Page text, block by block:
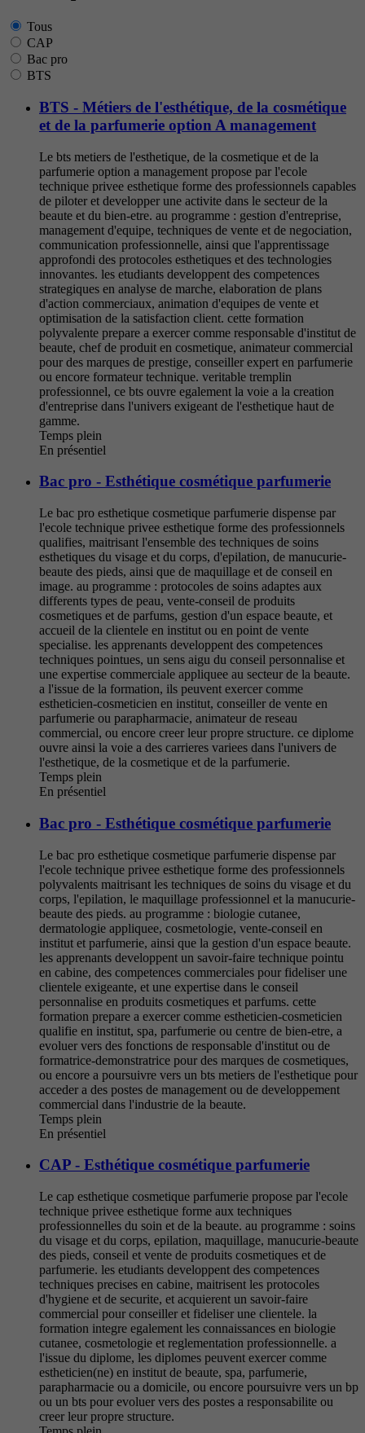
Tous
CAP
Bac pro
BTS
BTS - Métiers de l'esthétique, de la cosmétique
et de la parfumerie option A management
Le bts metiers de l'esthetique, de la cosmetique et de la
parfumerie option a management propose par l'ecole
technique privee esthetique forme des professionnels capables
de piloter et developper une activite dans le secteur de la
beaute et du bien-etre. au programme : gestion d'entreprise,
management d'equipe, techniques de vente et de negociation,
communication professionnelle, ainsi que l'apprentissage
approfondi des protocoles esthetiques et des technologies
innovantes. les etudiants developpent des competences
strategiques en analyse de marche, elaboration de plans
d'action commerciaux, animation d'equipes de vente et
optimisation de la satisfaction client. cette formation
polyvalente prepare a exercer comme responsable d'institut de
beaute, chef de produit en cosmetique, animateur commercial
pour des marques de prestige, conseiller expert en parfumerie
ou encore formateur technique. veritable tremplin
professionnel, ce bts ouvre egalement la voie a la creation
d'entreprise dans l'univers exigeant de l'esthetique haut de
gamme.
Temps plein
En présentiel
Bac pro - Esthétique cosmétique parfumerie
Le bac pro esthetique cosmetique parfumerie dispense par
l'ecole technique privee esthetique forme des professionnels
qualifies, maitrisant l'ensemble des techniques de soins
esthetiques du visage et du corps, d'epilation, de manucurie-
beaute des pieds, ainsi que de maquillage et de conseil en
image. au programme : protocoles de soins adaptes aux
differents types de peau, vente-conseil de produits
cosmetiques et de parfums, gestion d'un espace beaute, et
accueil de la clientele en institut ou en point de vente
specialise. les apprenants developpent des competences
techniques pointues, un sens aigu du conseil personnalise et
une expertise commerciale appliquee au secteur de la beaute.
a l'issue de la formation, ils peuvent exercer comme
estheticien-cosmeticien en institut, conseiller de vente en
parfumerie ou parapharmacie, animateur de reseau
commercial, ou encore creer leur propre structure. ce diplome
ouvre ainsi la voie a des carrieres variees dans l'univers de
l'esthetique, de la cosmetique et de la parfumerie.
Temps plein
En présentiel
Bac pro - Esthétique cosmétique parfumerie
Le bac pro esthetique cosmetique parfumerie dispense par
l'ecole technique privee esthetique forme des professionnels
polyvalents maitrisant les techniques de soins du visage et du
corps, l'epilation, le maquillage professionnel et la manucurie-
beaute des pieds. au programme : biologie cutanee,
dermatologie appliquee, cosmetologie, vente-conseil en
institut et parfumerie, ainsi que la gestion d'un espace beaute.
les apprenants developpent un savoir-faire technique pointu
en cabine, des competences commerciales pour fideliser une
clientele exigeante, et une expertise dans le conseil
personnalise en produits cosmetiques et parfums. cette
formation prepare a exercer comme estheticien-cosmeticien
qualifie en institut, spa, parfumerie ou centre de bien-etre, a
evoluer vers des fonctions de responsable d'institut ou de
formatrice-demonstratrice pour des marques de cosmetiques,
ou encore a poursuivre vers un bts metiers de l'esthetique pour
acceder a des postes de management ou de developpement
commercial dans l'industrie de la beaute.
Temps plein
En présentiel
CAP - Esthétique cosmétique parfumerie
Le cap esthetique cosmetique parfumerie propose par l'ecole
technique privee esthetique forme aux techniques
professionnelles du soin et de la beaute. au programme : soins
du visage et du corps, epilation, maquillage, manucurie-beaute
des pieds, conseil et vente de produits cosmetiques et de
parfumerie. les etudiants developpent des competences
techniques precises en cabine, maitrisent les protocoles
d'hygiene et de securite, et acquierent un savoir-faire
commercial pour conseiller et fideliser une clientele. la
formation integre egalement les connaissances en biologie
cutanee, cosmetologie et reglementation professionnelle. a
l'issue du diplome, les diplomes peuvent exercer comme
estheticien(ne) en institut de beaute, spa, parfumerie,
parapharmacie ou a domicile, ou encore poursuivre vers un bp
ou un bts pour evoluer vers des postes a responsabilite ou
creer leur propre structure.